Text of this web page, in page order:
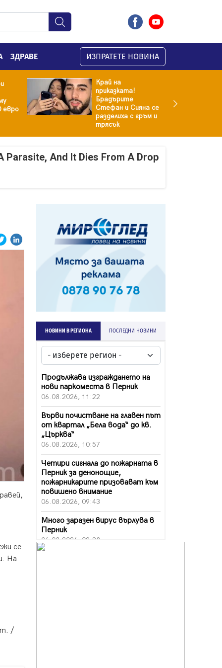
ЗДРАВЕ ИЗПРАТЕТЕ НОВИНА
евро
Край на
приказката!
Брадърите
Стефан и Сияна се
разделиха с гръм и
трясък
Parasite, And It Dies From A Drop
се
На
/
НОВИНИ В РЕГИОНА ПОСЛЕДНИ НОВИНИ
Продължава изграждането на
нови паркоместа в Перник
06.08.2026, 11:22
Върви почистване на главен път
от квартал „Бела вода“ до кв.
„Църква“
06.08.2026, 10:57
Четири сигнала до пожарната в
Перник за денонощие,
пожарникарите призовават към
повишено внимание
06.08.2026, 09:43
Много заразен вирус върлува в
Перник
06.08.2026, 09:28